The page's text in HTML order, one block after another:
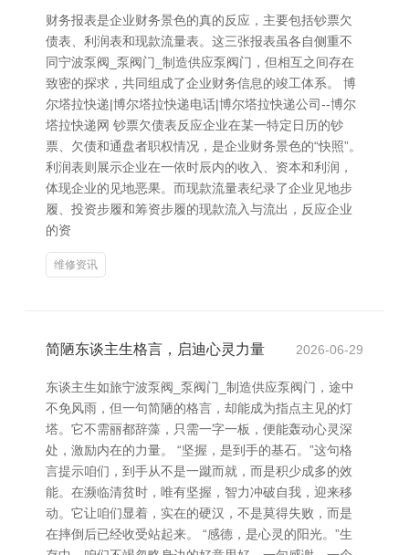
财务报表是企业财务景色的真的反应，主要包括钞票欠
债表、利润表和现款流量表。这三张报表虽各自侧重不
同宁波泵阀_泵阀门_制造供应泵阀门，但相互之间存在
致密的探求，共同组成了企业财务信息的竣工体系。 博
尔塔拉快递|博尔塔拉快递电话|博尔塔拉快递公司--博尔
塔拉快递网 钞票欠债表反应企业在某一特定日历的钞
票、欠债和通盘者职权情况，是企业财务景色的“快照”。
利润表则展示企业在一依时辰内的收入、资本和利润，
体现企业的见地恶果。而现款流量表纪录了企业见地步
履、投资步履和筹资步履的现款流入与流出，反应企业
的资
维修资讯
简陋东谈主生格言，启迪心灵力量 2026-06-29
东谈主生如旅宁波泵阀_泵阀门_制造供应泵阀门，途中
不免风雨，但一句简陋的格言，却能成为指点主见的灯
塔。它不需丽都辞藻，只需一字一板，便能轰动心灵深
处，激励内在的力量。 “坚握，是到手的基石。”这句格
言提示咱们，到手从不是一蹴而就，而是积少成多的效
能。在濒临清贫时，唯有坚握，智力冲破自我，迎来移
动。它让咱们显着，实在的硬汉，不是莫得失败，而是
在摔倒后已经收受站起来。 “感德，是心灵的阳光。”生